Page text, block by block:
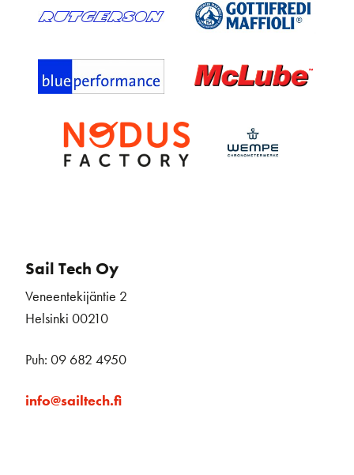
Sail Tech Oy
Veneentekijäntie 2
Helsinki 00210
Puh: 09 682 4950
info@sailtech.fi